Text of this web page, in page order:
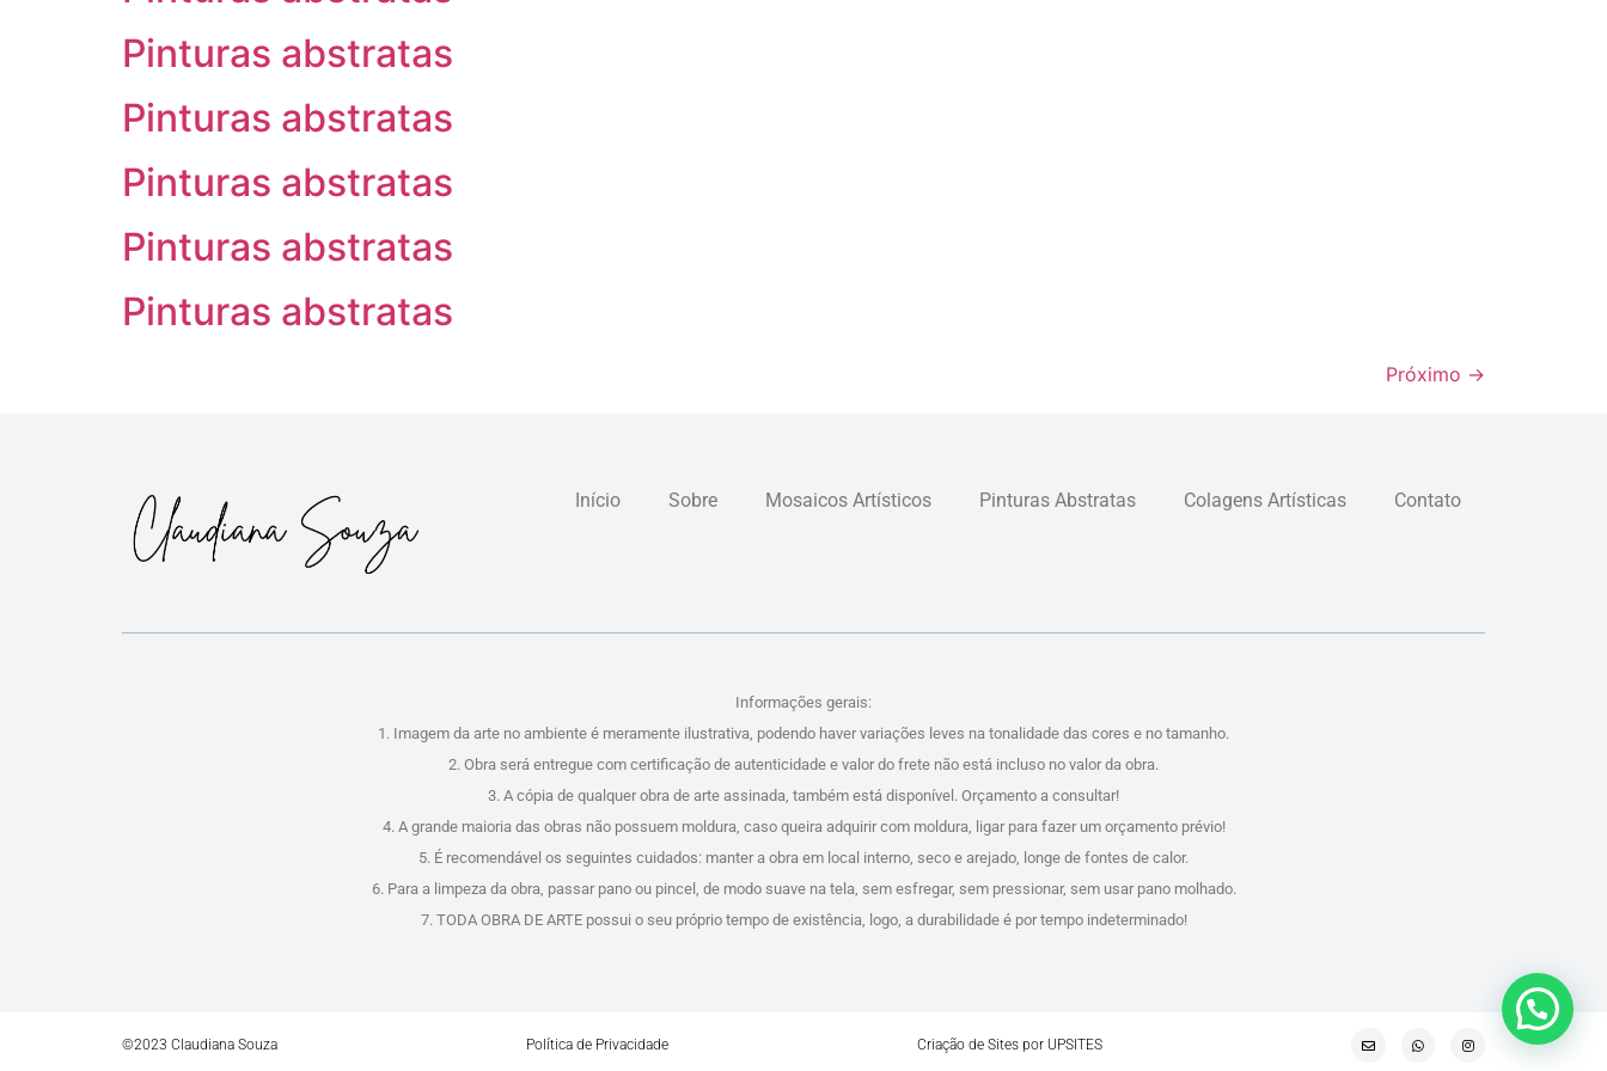
Pinturas abstratas
Pinturas abstratas
Pinturas abstratas
Pinturas abstratas
Pinturas abstratas
Próximo →
Início Sobre Mosaicos Artísticos Pinturas Abstratas Colagens Artísticas Contato
Informações gerais:
1. Imagem da arte no ambiente é meramente ilustrativa, podendo haver variações leves na tonalidade das cores e no tamanho.
2. Obra será entregue com certificação de autenticidade e valor do frete não está incluso no valor da obra.
3. A cópia de qualquer obra de arte assinada, também está disponível. Orçamento a consultar!
4. A grande maioria das obras não possuem moldura, caso queira adquirir com moldura, ligar para fazer um orçamento prévio!
5. É recomendável os seguintes cuidados: manter a obra em local interno, seco e arejado, longe de fontes de calor.
6. Para a limpeza da obra, passar pano ou pincel, de modo suave na tela, sem esfregar, sem pressionar, sem usar pano molhado.
7. TODA OBRA DE ARTE possui o seu próprio tempo de existência, logo, a durabilidade é por tempo indeterminado!
©2023 Claudiana Souza Política de Privacidade Criação de Sites por UPSITES